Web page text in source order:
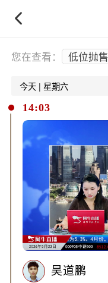
您在查看： 低位抛售
今天 | 星期六
14:03
吴道鹏